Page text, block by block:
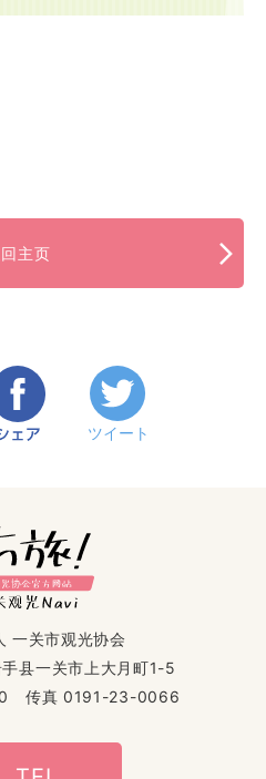
主页
一关市观光协会
县一关市上大月町1-5
传真 0191-23-0066